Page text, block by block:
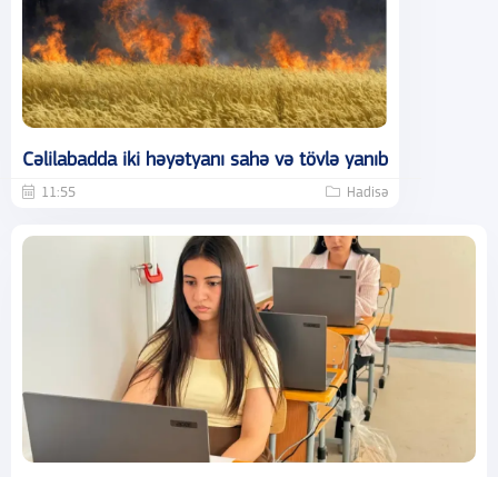
Cəlilabadda iki həyətyanı sahə və tövlə yanıb
11:55 Hadisə